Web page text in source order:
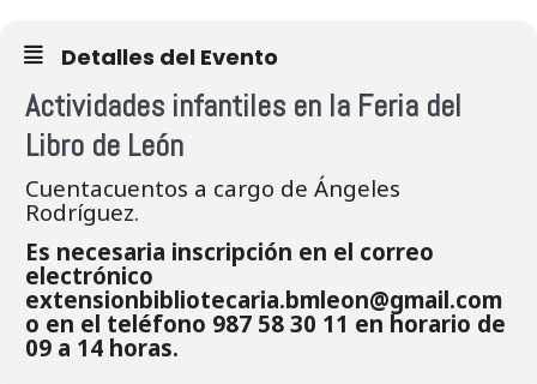
Detalles del Evento
Actividades infantiles en la Feria del
Libro de León
Cuentacuentos a cargo de Ángeles
Rodríguez.
Es necesaria inscripción en el correo
electrónico
extensionbibliotecaria.bmleon@gmail.com
o en el teléfono 987 58 30 11 en horario de
09 a 14 horas.